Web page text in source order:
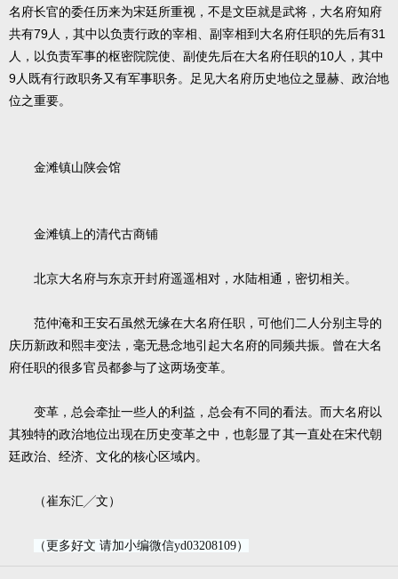
名府长官的委任历来为宋廷所重视，不是文臣就是武将，大名府知府
共有79人，其中以负责行政的宰相、副宰相到大名府任职的先后有31
人，以负责军事的枢密院院使、副使先后在大名府任职的10人，其中
9人既有行政职务又有军事职务。足见大名府历史地位之显赫、政治地
位之重要。
金滩镇山陕会馆
金滩镇上的清代古商铺
北京大名府与东京开封府遥遥相对，水陆相通，密切相关。
范仲淹和王安石虽然无缘在大名府任职，可他们二人分别主导的
庆历新政和熙丰变法，毫无悬念地引起大名府的同频共振。曾在大名
府任职的很多官员都参与了这两场变革。
变革，总会牵扯一些人的利益，总会有不同的看法。而大名府以
其独特的政治地位出现在历史变革之中，也彰显了其一直处在宋代朝
廷政治、经济、文化的核心区域内。
（崔东汇╱文）
（更多好文 请加小编微信yd03208109）